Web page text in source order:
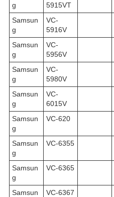
g
5915VT
Samsun
g
VC-
5916V
Samsun
g
VC-
5956V
Samsun
g
VC-
5980V
Samsun
g
VC-
6015V
Samsun
g
VC-620
Samsun
g
VC-6355
Samsun
g
VC-6365
Samsun
VC-6367